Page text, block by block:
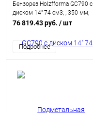
Бензорез Holzfforma GC790 с
диском 14" 74 см3; ; 350 мм;
10.00 кг (GC79014)
76 819.43 руб. / шт
Подробнее